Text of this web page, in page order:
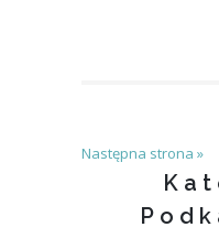
Następna strona »